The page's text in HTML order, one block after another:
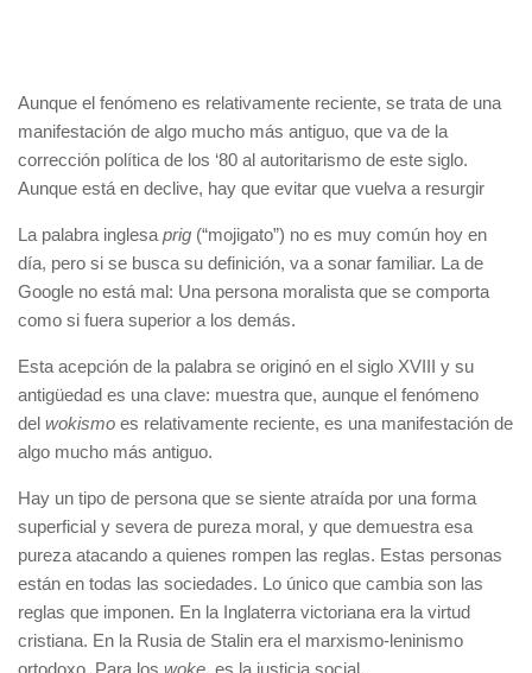
Aunque el fenómeno es relativamente reciente, se trata de una
manifestación de algo mucho más antiguo, que va de la
corrección política de los ‘80 al autoritarismo de este siglo.
Aunque está en declive, hay que evitar que vuelva a resurgir
La palabra inglesa prig (“mojigato”) no es muy común hoy en
día, pero si se busca su definición, va a sonar familiar. La de
Google no está mal: Una persona moralista que se comporta
como si fuera superior a los demás.
Esta acepción de la palabra se originó en el siglo XVIII y su
antigüedad es una clave: muestra que, aunque el fenómeno
del wokismo es relativamente reciente, es una manifestación de
algo mucho más antiguo.
Hay un tipo de persona que se siente atraída por una forma
superficial y severa de pureza moral, y que demuestra esa
pureza atacando a quienes rompen las reglas. Estas personas
están en todas las sociedades. Lo único que cambia son las
reglas que imponen. En la Inglaterra victoriana era la virtud
cristiana. En la Rusia de Stalin era el marxismo-leninismo
ortodoxo. Para los woke, es la justicia social.